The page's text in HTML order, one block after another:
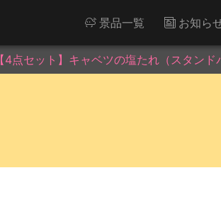
景品一覧 お知ら
【4点セット】キャベツの塩たれ（スタン